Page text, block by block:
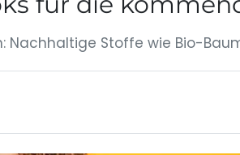
Nachhaltige Stoffe wie Bio-